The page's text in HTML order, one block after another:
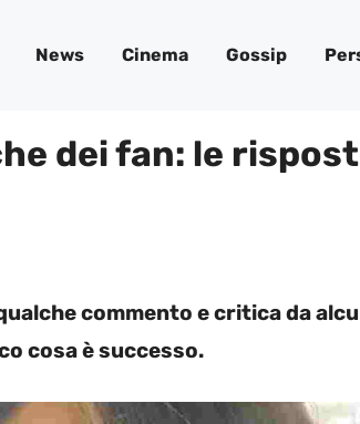
News Cinema Gossip
dei fan: le
commento e critica da
cosa è successo.